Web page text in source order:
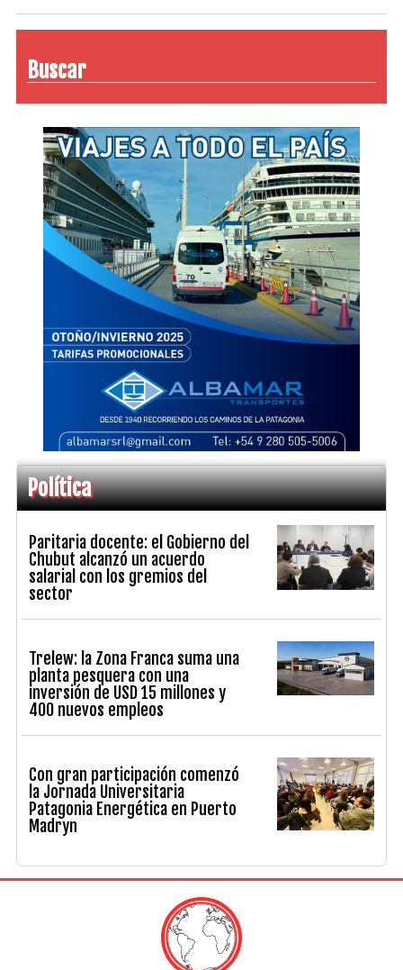
Buscar
Política
Paritaria docente: el Gobierno del
Chubut alcanzó un acuerdo
salarial con los gremios del
sector
Trelew: la Zona Franca suma una
planta pesquera con una
inversión de USD 15 millones y
400 nuevos empleos
Con gran participación comenzó
la Jornada Universitaria
Patagonia Energética en Puerto
Madryn